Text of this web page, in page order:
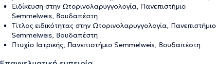
Ειδίκευση στην Ωτορινολαρυγγολογία, Πανεπιστήμιο
Semmelweis, Βουδαπέστη
Τίτλος ειδικότητας στην Ωτορινολαρυγγολογία, Πανεπιστήμιο
Semmelweis, Βουδαπέστη
Πτυχίο Ιατρικής, Πανεπιστήμιο Semmelweis, Βουδαπέστη